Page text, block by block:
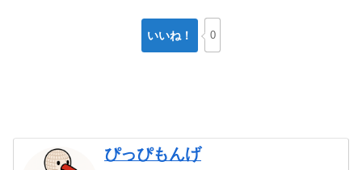
いいね！ 0
ぴっぴもんげ